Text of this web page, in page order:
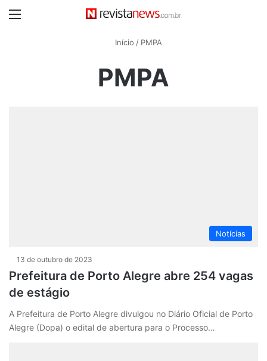
Início / PMPA
PMPA
Notícias
13 de outubro de 2023
Prefeitura de Porto Alegre abre 254 vagas
de estágio
A Prefeitura de Porto Alegre divulgou no Diário Oficial de Porto
Alegre (Dopa) o edital de abertura para o Processo…